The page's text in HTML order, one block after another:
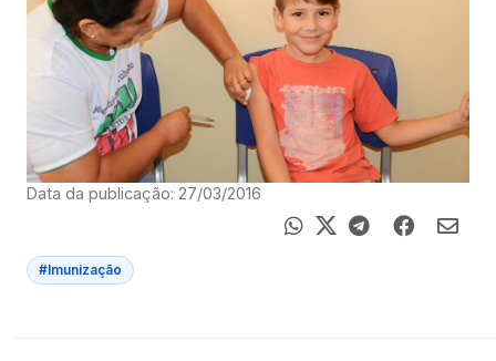
Data da publicação: 27/03/2016
#Imunização